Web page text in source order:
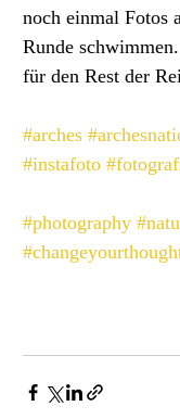
noch einmal Fotos
Runde
für den Rest der
#arches
#instafoto
#photography